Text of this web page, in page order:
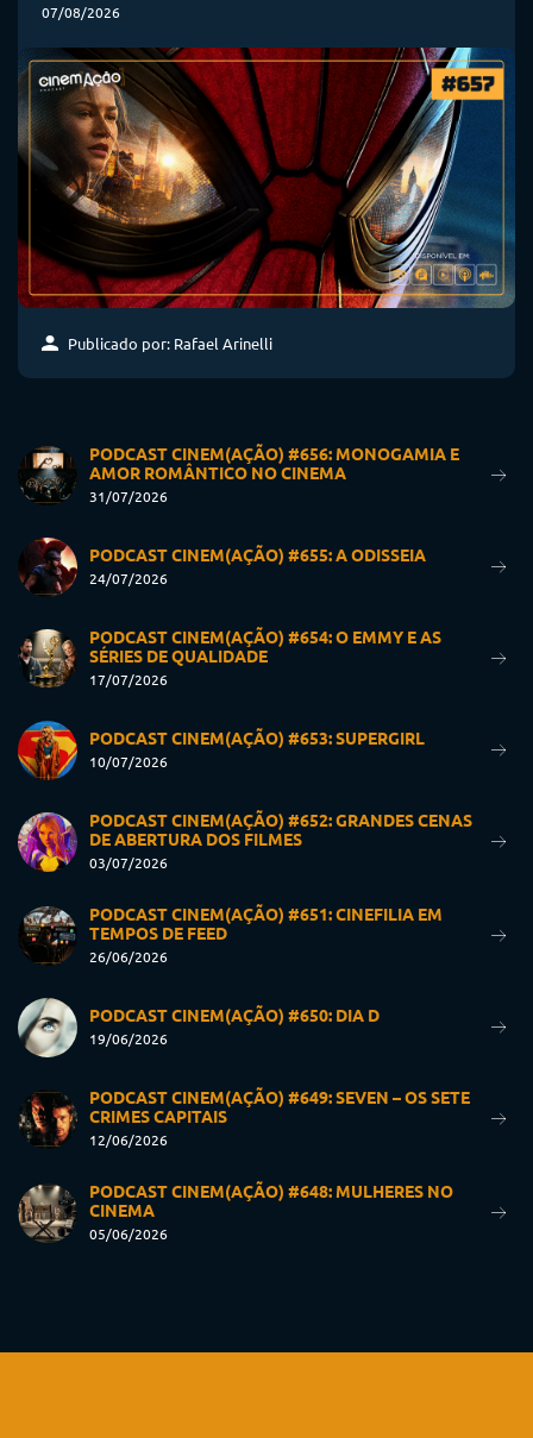
07/08/2026
Publicado por: Rafael Arinelli
PODCAST CINEM(AÇÃO) #656: MONOGAMIA E
AMOR ROMÂNTICO NO CINEMA
31/07/2026
PODCAST CINEM(AÇÃO) #655: A ODISSEIA
24/07/2026
PODCAST CINEM(AÇÃO) #654: O EMMY E AS
SÉRIES DE QUALIDADE
17/07/2026
PODCAST CINEM(AÇÃO) #653: SUPERGIRL
10/07/2026
PODCAST CINEM(AÇÃO) #652: GRANDES CENAS
DE ABERTURA DOS FILMES
03/07/2026
PODCAST CINEM(AÇÃO) #651: CINEFILIA EM
TEMPOS DE FEED
26/06/2026
PODCAST CINEM(AÇÃO) #650: DIA D
19/06/2026
PODCAST CINEM(AÇÃO) #649: SEVEN – OS SETE
CRIMES CAPITAIS
12/06/2026
PODCAST CINEM(AÇÃO) #648: MULHERES NO
CINEMA
05/06/2026